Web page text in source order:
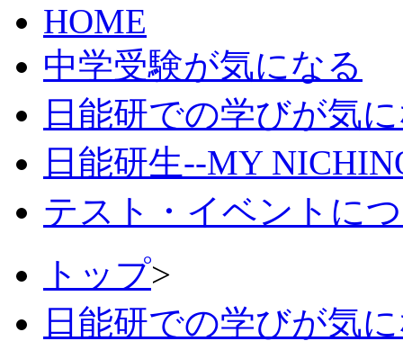
HOME
中学受験が気になる
日能研での学びが気
日能研生--MY
テスト・イベントに
トップ>
日能研での学びが気